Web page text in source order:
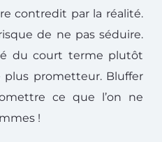
contredit par la réalité.
de ne pas séduire.
du court terme plutôt
prometteur. Bluffer
ce que l’on ne
!